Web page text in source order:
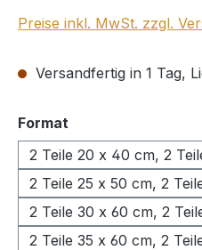
Preise inkl. MwSt. zzgl.
Versandfertig in 1 Tag,
Format
2 Teile 20 x 40 cm, 2
2 Teile 25 x 50 cm, 2
2 Teile 30 x 60 cm, 2
2 Teile 35 x 60 cm, 2